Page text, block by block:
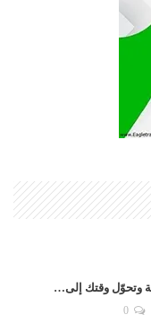
وتحوّل وقتك إلى…